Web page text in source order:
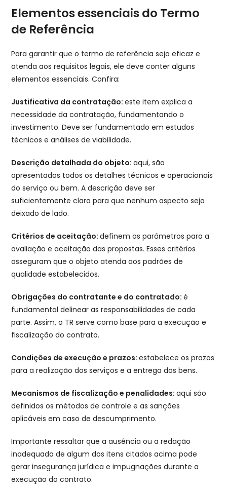
Elementos essenciais do Termo
de Referência
Para garantir que o termo de referência seja eficaz e
atenda aos requisitos legais, ele deve conter alguns
elementos essenciais. Confira:
Justificativa da contratação:este item explica a
necessidade da contratação, fundamentando o
investimento. Deve ser fundamentado em estudos
técnicos e análises de viabilidade.
Descrição detalhada do objeto:aqui, são
apresentados todos os detalhes técnicos e operacionais
do serviço ou bem. A descrição deve ser
suficientemente clara para que nenhum aspecto seja
deixado de lado.
Critérios de aceitação:definem os parâmetros para a
avaliação e aceitação das propostas. Esses critérios
asseguram que o objeto atenda aos padrões de
qualidade estabelecidos.
Obrigações do contratante e do contratado:é
fundamental delinear as responsabilidades de cada
parte. Assim, o TR serve como base para a execução e
fiscalização do contrato.
Condições de execução e prazos:estabelece os prazos
para a realização dos serviços e a entrega dos bens.
Mecanismos de fiscalização e penalidades:aqui são
definidos os métodos de controle e as sanções
aplicáveis em caso de descumprimento.
Importante ressaltar que a ausência ou a redação
inadequada de algum dos itens citados acima pode
gerar insegurança jurídica e impugnações durante a
execução do contrato.